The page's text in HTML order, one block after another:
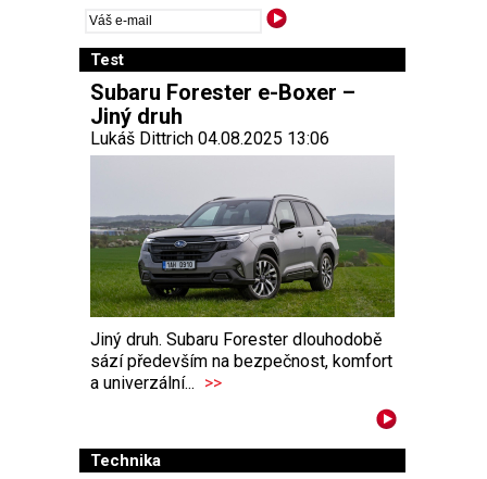
Test
Subaru Forester e-Boxer –
Jiný druh
Lukáš Dittrich 04.08.2025 13:06
Jiný druh. Subaru Forester dlouhodobě
sází především na bezpečnost, komfort
a univerzální... >>
Technika